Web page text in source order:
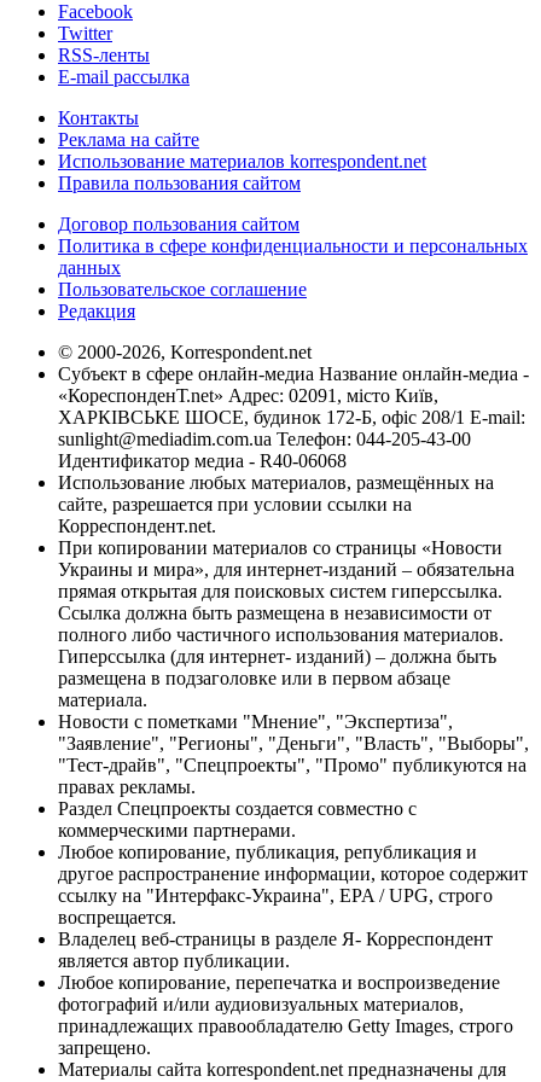
Facebook
Twitter
RSS-ленты
E-mail рассылка
Контакты
Реклама на сайте
Использование материалов korrespondent.net
Правила пользования сайтом
Договор пользования сайтом
Политика в сфере конфиденциальности и персональных
данных
Пользовательское соглашение
Редакция
© 2000-2026, Korrespondent.net
Субъект в сфере онлайн-медиа Название онлайн-медиа -
«КореспонденТ.net» Адрес: 02091, місто Київ,
ХАРКІВСЬКЕ ШОСЕ, будинок 172-Б, офіс 208/1 E-mail:
sunlight@mediadim.com.ua Телефон: 044-205-43-00
Идентификатор медиа - R40-06068
Использование любых материалов, размещённых на
сайте, разрешается при условии ссылки на
Корреспондент.net.
При копировании материалов со страницы «Новости
Украины и мира», для интернет-изданий – обязательна
прямая открытая для поисковых систем гиперссылка.
Ссылка должна быть размещена в независимости от
полного либо частичного использования материалов.
Гиперссылка (для интернет- изданий) – должна быть
размещена в подзаголовке или в первом абзаце
материала.
Новости с пометками "Мнение", "Экспертиза",
"Заявление", "Регионы", "Деньги", "Власть", "Выборы",
"Тест-драйв", "Спецпроекты", "Промо" публикуются на
правах рекламы.
Раздел Спецпроекты создается совместно с
коммерческими партнерами.
Любое копирование, публикация, републикация и
другое распространение информации, которое содержит
ссылку на "Интерфакс-Украина", EPA / UPG, строго
воспрещается.
Владелец веб-страницы в разделе Я- Корреспондент
является автор публикации.
Любое копирование, перепечатка и воспроизведение
фотографий и/или аудиовизуальных материалов,
принадлежащих правообладателю Getty Images, строго
запрещено.
Материалы сайта korrespondent.net предназначены для